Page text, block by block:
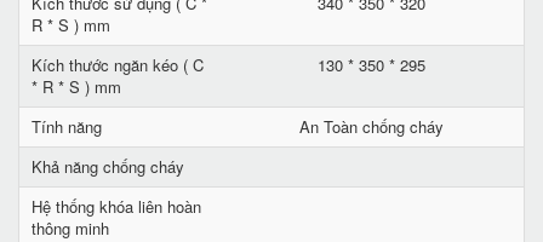
R * S ) mm
Kích thước ngăn kéo ( C
* R * S ) mm
130 * 350 * 295
Tính năng
An Toàn chống cháy
Khả năng chống cháy
Hệ thống khóa liên hoàn
thông minh